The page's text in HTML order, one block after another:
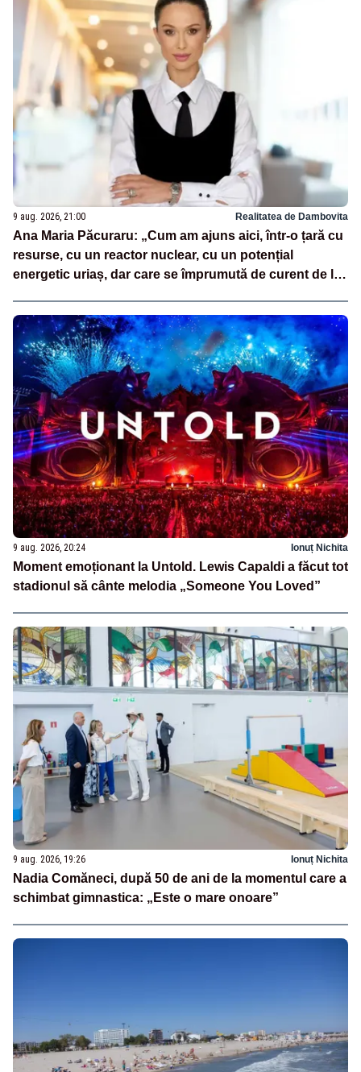
9 aug. 2026, 21:00 Realitatea de Dambovita
Ana Maria Păcuraru: „Cum am ajuns aici, într-o țară cu
resurse, cu un reactor nuclear, cu un potențial
energetic uriaș, dar care se împrumută de curent de la
9 aug. 2026, 20:24 Ionuț Nichita
Moment emoționant la Untold. Lewis Capaldi a făcut tot
stadionul să cânte melodia „Someone You Loved”
9 aug. 2026, 19:26 Ionuț Nichita
Nadia Comăneci, după 50 de ani de la momentul care a
schimbat gimnastica: „Este o mare onoare”